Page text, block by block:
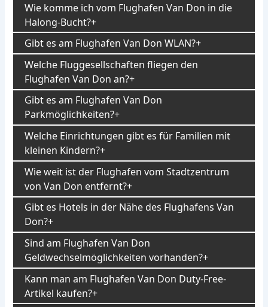
Wie komme ich vom Flughafen Van Don in die
Halong-Bucht?
Gibt es am Flughafen Van Don WLAN?
Welche Fluggesellschaften fliegen den
Flughafen Van Don an?
Gibt es am Flughafen Van Don
Parkmöglichkeiten?
Welche Einrichtungen gibt es für Familien mit
kleinen Kindern?
Wie weit ist der Flughafen vom Stadtzentrum
von Van Don entfernt?
Gibt es Hotels in der Nähe des Flughafens Van
Don?
Sind am Flughafen Van Don
Geldwechselmöglichkeiten vorhanden?
Kann man am Flughafen Van Don Duty-Free-
Artikel kaufen?